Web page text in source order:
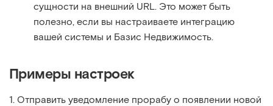
сущности на внешний URL. Это может быть
полезно, если вы настраиваете интеграцию
вашей системы и Базис Недвижимость.
Примеры настроек
1. Отправить уведомление прорабу о появлении новой